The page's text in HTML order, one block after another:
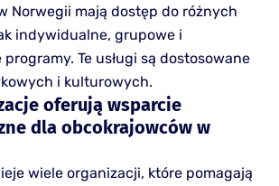
Norwegii mają dostęp do różnych
indywidualne, grupowe i
Te usługi są dostosowane
i kulturowych.
oferują wsparcie
dla obcokrajowców w
wiele organizacji, które pomagają